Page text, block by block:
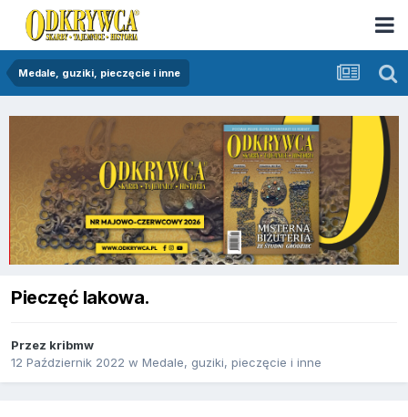
Medale, guziki, pieczęcie i inne
Pieczęć lakowa.
Przez kribmw
12 Październik 2022 w Medale, guziki, pieczęcie i inne